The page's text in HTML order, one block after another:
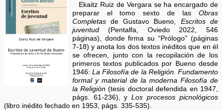
Ekaitz Ruiz de Vergara se ha encargado de
preparar el tomo sexto de las Obras
Completasde Gustavo Bueno, Escritos de
juventud(Pentalfa, Oviedo 2022, 546
páginas), donde firma su “Prólogo” (páginas
7-18) y anota los dos textos inéditos que en él
se ofrecen, junto con la recopilación de los
primeros textos publicados por Bueno desde
1946: La Filosofía de la Religión. Fundamento
formal y material de la moderna Filosofía de
la Religión (tesis doctoral defendida en 1947,
págs. 61-236), yLos procesos picnológicos
(libro inédito fechado en 1953, págs. 335-535).